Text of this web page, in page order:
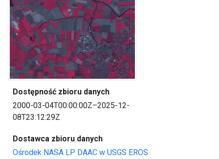
Dostępność zbioru danych
2000-03-04T00:00:00Z–2025-12-
08T23:12:29Z
Dostawca zbioru danych
Ośrodek NASA LP DAAC w USGS EROS